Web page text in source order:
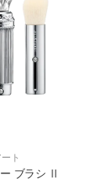
ト
ブラシ Ⅱ